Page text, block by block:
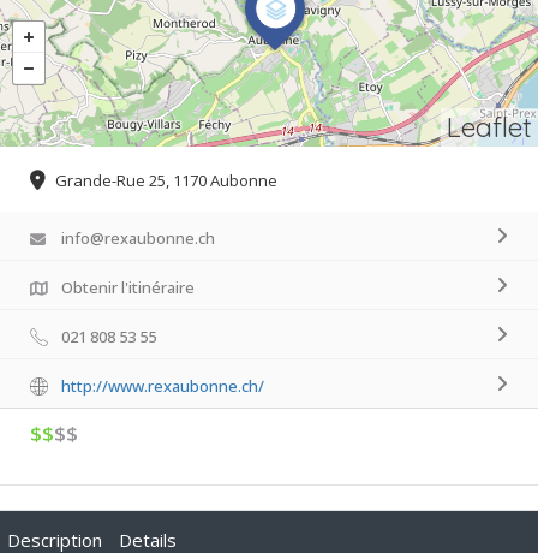
Leaflet
Grande-Rue 25, 1170 Aubonne
info@rexaubonne.ch
Obtenir l'itinéraire
021 808 53 55
http://www.rexaubonne.ch/
$$$$
Description Details